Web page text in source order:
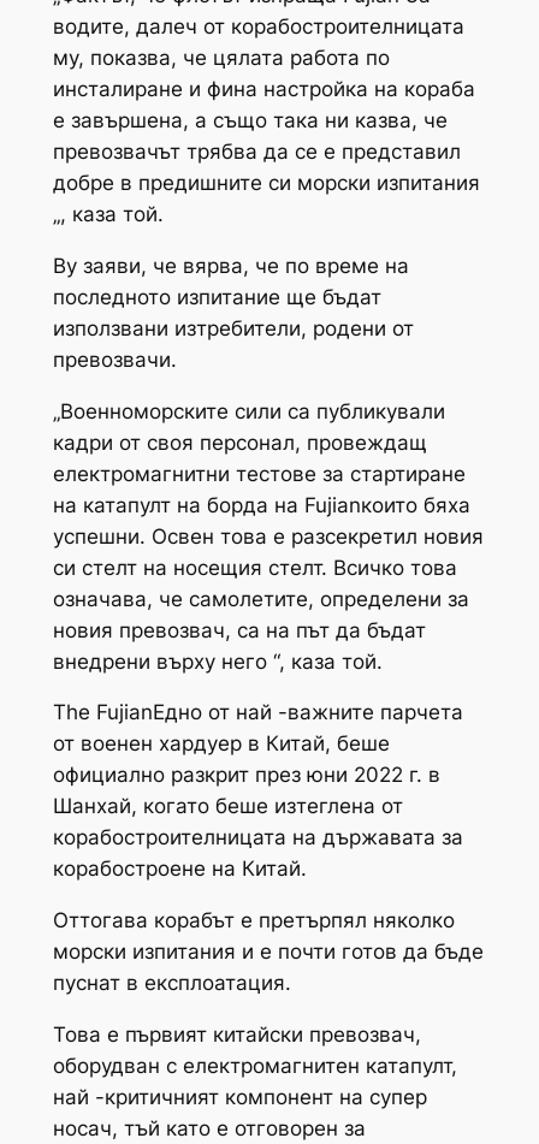
водите, далеч от корабостроителницата
му, показва, че цялата работа по
инсталиране и фина настройка на кораба
е завършена, а също така ни казва, че
превозвачът трябва да се е представил
добре в предишните си морски изпитания
„, каза той.
Ву заяви, че вярва, че по време на
последното изпитание ще бъдат
използвани изтребители, родени от
превозвачи.
„Военноморските сили са публикували
кадри от своя персонал, провеждащ
електромагнитни тестове за стартиране
на катапулт на борда на Fujianкоито бяха
успешни. Освен това е разсекретил новия
си стелт на носещия стелт. Всичко това
означава, че самолетите, определени за
новия превозвач, са на път да бъдат
внедрени върху него “, каза той.
The FujianЕдно от най -важните парчета
от военен хардуер в Китай, беше
официално разкрит през юни 2022 г. в
Шанхай, когато беше изтеглена от
корабостроителницата на държавата за
корабостроене на Китай.
Оттогава корабът е претърпял няколко
морски изпитания и е почти готов да бъде
пуснат в експлоатация.
Това е първият китайски превозвач,
оборудван с електромагнитен катапулт,
най -критичният компонент на супер
носач, тъй като е отговорен за